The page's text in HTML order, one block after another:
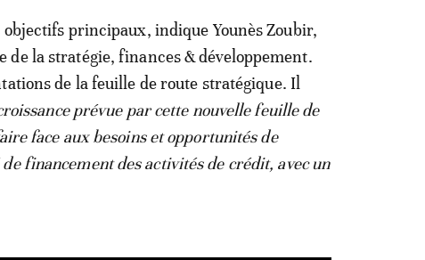
principaux, indique Younès Zoubir,
de la stratégie, finances & développement.
de la feuille de route stratégique. Il
prévue par cette nouvelle feuille de
face aux besoins et opportunités de
financement des activités de crédit, avec un